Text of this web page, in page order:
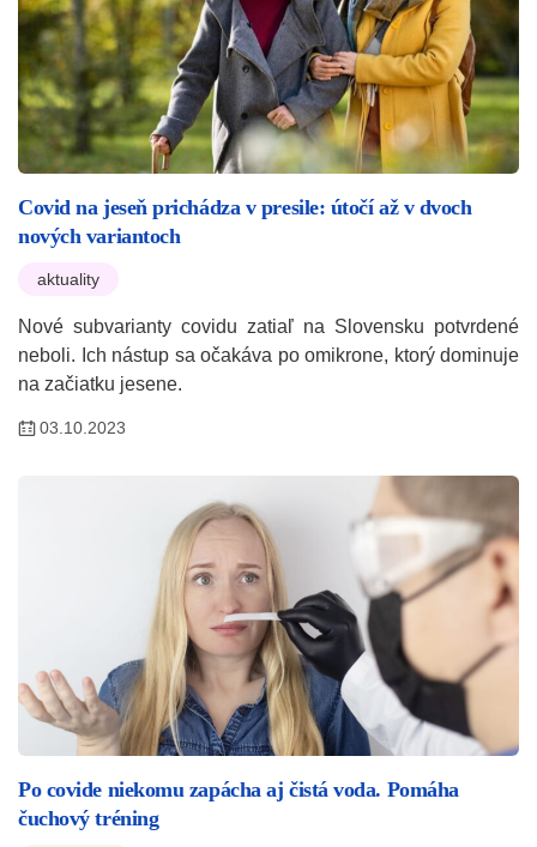
Covid na jeseň prichádza v presile: útočí až v dvoch
nových variantoch
aktuality
Nové subvarianty covidu zatiaľ na Slovensku potvrdené
neboli. Ich nástup sa očakáva po omikrone, ktorý dominuje
na začiatku jesene.
03.10.2023
Po covide niekomu zapácha aj čistá voda. Pomáha
čuchový tréning